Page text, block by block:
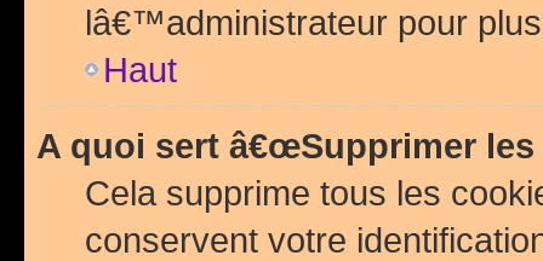
lâ€™administrateur pour
Haut
A quoi sert â€œSupprimer les
Cela supprime tous les
conservent votre